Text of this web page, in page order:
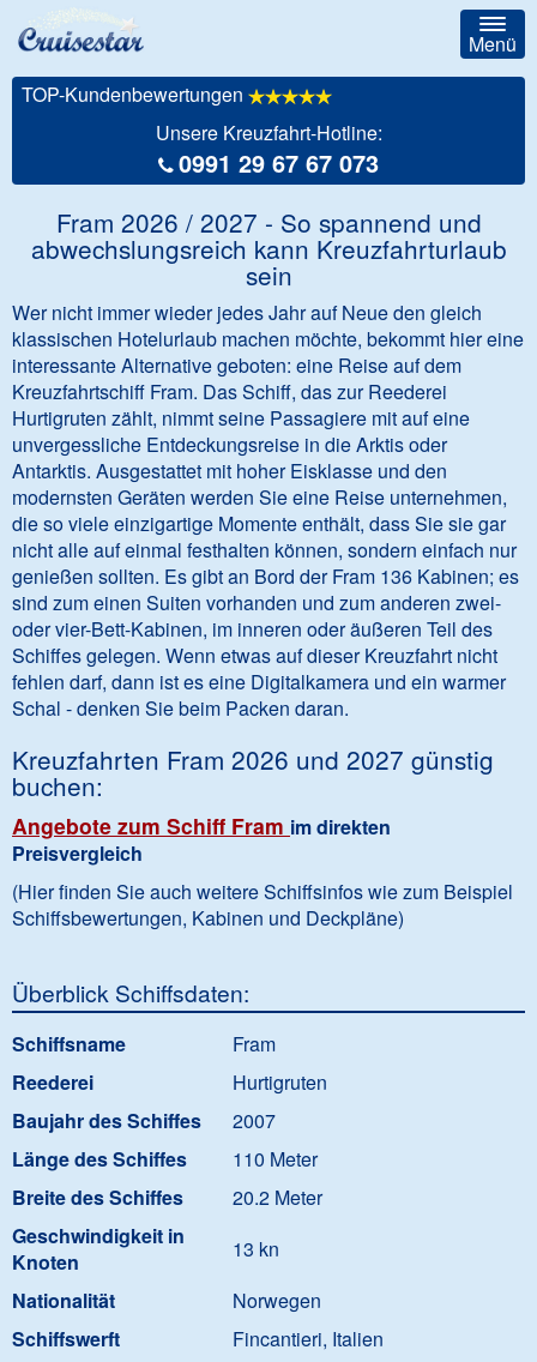
Menü
TOP-Kundenbewertungen
Unsere Kreuzfahrt-Hotline:
0991 29 67 67 073
Fram 2026 / 2027 - So spannend und
abwechslungsreich kann Kreuzfahrturlaub
sein
Wer nicht immer wieder jedes Jahr auf Neue den gleich
klassischen Hotelurlaub machen möchte, bekommt hier eine
interessante Alternative geboten: eine Reise auf dem
Kreuzfahrtschiff Fram. Das Schiff, das zur Reederei
Hurtigruten zählt, nimmt seine Passagiere mit auf eine
unvergessliche Entdeckungsreise in die Arktis oder
Antarktis. Ausgestattet mit hoher Eisklasse und den
modernsten Geräten werden Sie eine Reise unternehmen,
die so viele einzigartige Momente enthält, dass Sie sie gar
nicht alle auf einmal festhalten können, sondern einfach nur
genießen sollten. Es gibt an Bord der Fram 136 Kabinen; es
sind zum einen Suiten vorhanden und zum anderen zwei-
oder vier-Bett-Kabinen, im inneren oder äußeren Teil des
Schiffes gelegen. Wenn etwas auf dieser Kreuzfahrt nicht
fehlen darf, dann ist es eine Digitalkamera und ein warmer
Schal - denken Sie beim Packen daran.
Kreuzfahrten Fram 2026 und 2027 günstig
buchen:
Angebote zum Schiff Fram im direkten
Preisvergleich
(Hier finden Sie auch weitere Schiffsinfos wie zum Beispiel
Schiffsbewertungen, Kabinen und Deckpläne)
Überblick Schiffsdaten:
Schiffsname
Fram
Reederei
Hurtigruten
Baujahr des Schiffes
2007
Länge des Schiffes
110 Meter
Breite des Schiffes
20.2 Meter
Geschwindigkeit in
Knoten
13 kn
Nationalität
Norwegen
Schiffswerft
Fincantieri, Italien